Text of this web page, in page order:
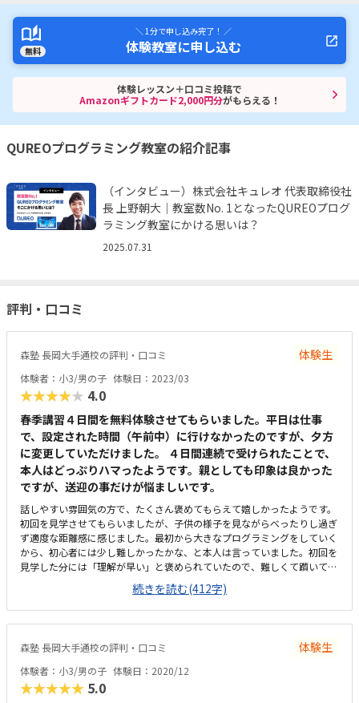
無料
＼ 1分で申し込み完了！ ／
体験教室に申し込む
体験レッスン＋口コミ投稿で
Amazonギフトカード2,000円分がもらえる！
QUREOプログラミング教室の紹介記事
（インタビュー）株式会社キュレオ 代表取締役社
長 上野朝大｜教室数No. 1となったQUREOプログ
ラミング教室にかける思いは？
2025.07.31
評判・口コミ
森塾 長岡大手通校の評判・口コミ 体験生
体験者：小3/男の子 体験日：2023/03
★★★★★ 4.0
春季講習４日間を無料体験させてもらいました。平日は仕事
で、設定された時間（午前中）に行けなかったのですが、夕方
に変更していただけました。 ４日間連続で受けられたことで、
本人はどっぷりハマったようです。親としても印象は良かった
ですが、送迎の事だけが悩ましいです。
話しやすい雰囲気の方で、たくさん褒めてもらえて嬉しかったようです。
初回を見学させてもらいましたが、子供の様子を見ながらべったりし過ぎ
ず適度な距離感に感じました。最初から大きなプログラミングをしていく
から、初心者には少し難しかったかな、と本人は言っていました。初回を
見学した分には「理解が早い」と褒められていたので、難しくて躓いてい
る感じはしませんでしたが。駅前の立地の為、駐車場がないところが送迎
時に大変だと思いました。通うとしたどこで待っていようか悩むところで
す。設備はキレイで、整頓されていた印象です。学習塾のため、小学生は
少ないように思いますがお兄さんお姉さんの中に入っていくのも抵抗がな
ログラミング教室としては良心的な設定だと思います。プログラミングを
クリアしていくと「称号」が貰えるところが嬉しかったようです。モチベ
ーションに効果的だと思いました。
続きを読む(412字)
森塾 長岡大手通校の評判・口コミ 体験生
体験者：小3/男の子 体験日：2020/12
★★★★★ 5.0